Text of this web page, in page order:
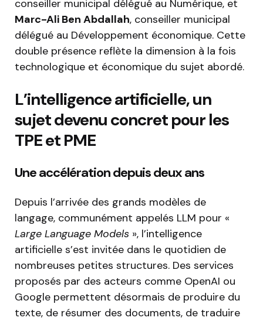
conseiller municipal délégué au Numérique, et
Marc-Ali Ben Abdallah, conseiller municipal
délégué au Développement économique. Cette
double présence reflète la dimension à la fois
technologique et économique du sujet abordé.
L’intelligence artificielle, un
sujet devenu concret pour les
TPE et PME
Une accélération depuis deux ans
Depuis l’arrivée des grands modèles de
langage, communément appelés LLM pour «
Large Language Models », l’intelligence
artificielle s’est invitée dans le quotidien de
nombreuses petites structures. Des services
proposés par des acteurs comme OpenAI ou
Google permettent désormais de produire du
texte, de résumer des documents, de traduire